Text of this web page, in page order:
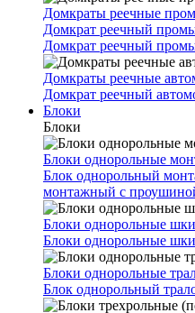
Домкраты реечные
Домкрат реечный
Домкрат реечный
Домкраты реечные
Домкрат реечный
Блоки
Блоки
Блоки однорольные
Блок однорольный
монтажный с
Блоки однорольные
Блоки однорольные
Блоки однорольные
Блок однорольный